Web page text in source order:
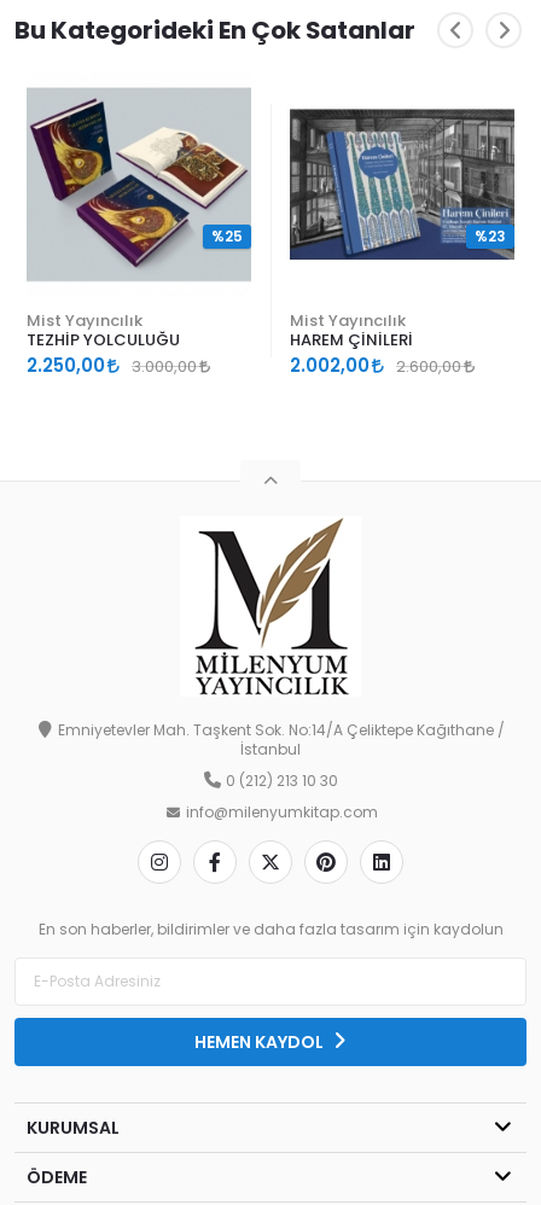
Bu Kategorideki En Çok Satanlar
Mist Yayıncılık
TEZHİP YOLCULUĞU
2.250,00 3.000,00
%25
Mist Yayıncılık
HAREM ÇİNİLERİ
2.002,00 2.600,00
%23
Emniyetevler Mah. Taşkent Sok. No:14/A Çeliktepe Kağıthane /
İstanbul
0 (212) 213 10 30
info@milenyumkitap.com
En son haberler, bildirimler ve daha fazla tasarım için kaydolun
HEMEN KAYDOL
KURUMSAL
ÖDEME